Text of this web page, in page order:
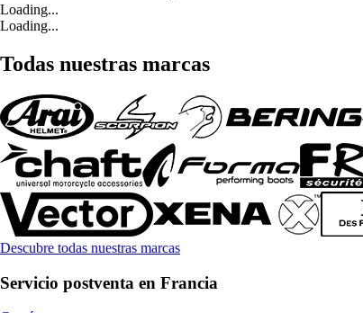
Loading...
Loading...
Todas nuestras marcas
Descubre todas nuestras marcas
Servicio postventa en Francia